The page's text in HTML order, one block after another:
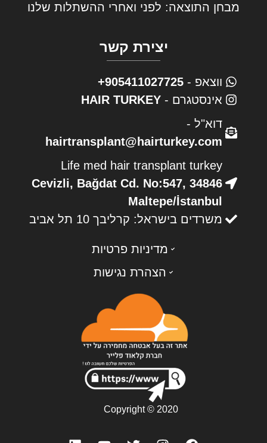
מבחן התוצאה: לפני ואחרי ההשתלות שלנו
יצירת קשר
ווצאפ - 905411027725+
אינסטגרם - HAIR TURKEY
דוא"ל -
hairtransplant@hairturkey.com
Life med hair transplant turkey
Cevizli, Bağdat Cd. No:547, 34846
Maltepe/İstanbul
משרדים בישראל: קרליבך 10 תל אביב
מדיניות פרטיות
הצהרת נגישות
Copyright © 2020